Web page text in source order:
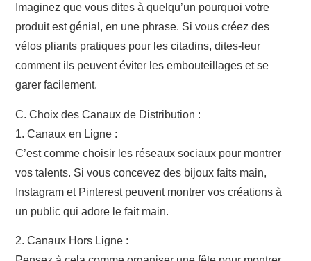
Imaginez que vous dites à quelqu’un pourquoi votre
produit est génial, en une phrase. Si vous créez des
vélos pliants pratiques pour les citadins, dites-leur
comment ils peuvent éviter les embouteillages et se
garer facilement.
C. Choix des Canaux de Distribution :
1. Canaux en Ligne :
C’est comme choisir les réseaux sociaux pour montrer
vos talents. Si vous concevez des bijoux faits main,
Instagram et Pinterest peuvent montrer vos créations à
un public qui adore le fait main.
2. Canaux Hors Ligne :